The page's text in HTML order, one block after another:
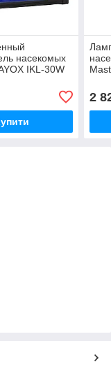
насекомых
IKL-30W
2